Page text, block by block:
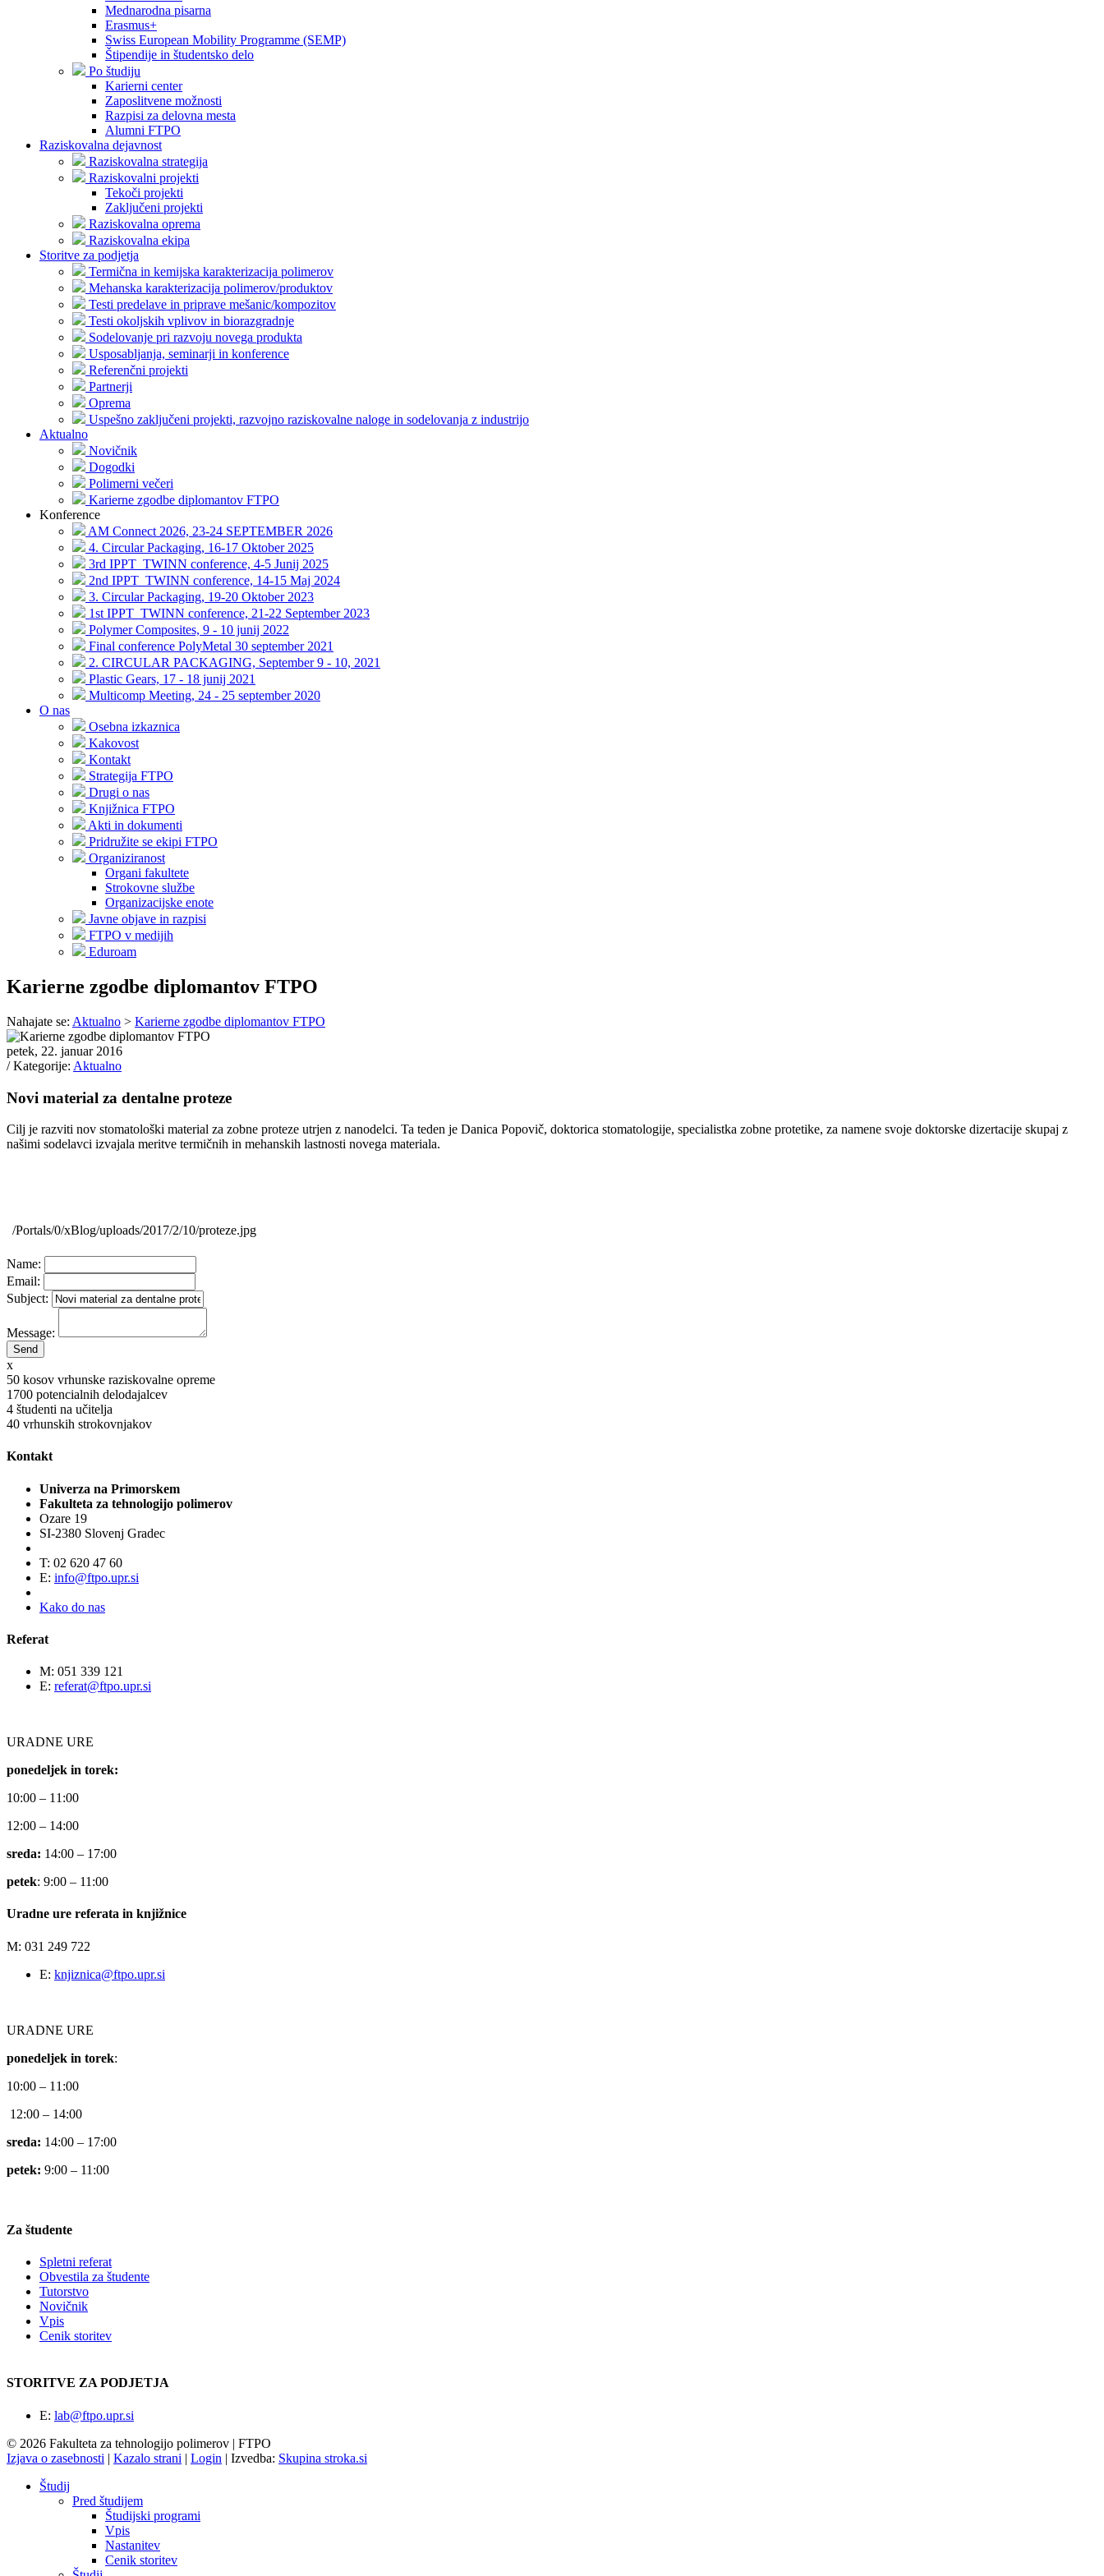
Mednarodna pisarna
Erasmus+
Swiss European Mobility Programme (SEMP)
Štipendije in študentsko delo
Po študiju
Karierni center
Zaposlitvene možnosti
Razpisi za delovna mesta
Alumni FTPO
Raziskovalna dejavnost
Raziskovalna strategija
Raziskovalni projekti
Tekoči projekti
Zaključeni projekti
Raziskovalna oprema
Raziskovalna ekipa
Storitve za podjetja
Termična in kemijska karakterizacija polimerov
Mehanska karakterizacija polimerov/produktov
Testi predelave in priprave mešanic/kompozitov
Testi okoljskih vplivov in biorazgradnje
Sodelovanje pri razvoju novega produkta
Usposabljanja, seminarji in konference
Referenčni projekti
Partnerji
Oprema
Uspešno zaključeni projekti, razvojno raziskovalne naloge in sodelovanja z industrijo
Aktualno
Novičnik
Dogodki
Polimerni večeri
Karierne zgodbe diplomantov FTPO
Konference
AM Connect 2026, 23-24 SEPTEMBER 2026
4. Circular Packaging, 16-17 Oktober 2025
3rd IPPT_TWINN conference, 4-5 Junij 2025
2nd IPPT_TWINN conference, 14-15 Maj 2024
3. Circular Packaging, 19-20 Oktober 2023
1st IPPT_TWINN conference, 21-22 September 2023
Polymer Composites, 9 - 10 junij 2022
Final conference PolyMetal 30 september 2021
2. CIRCULAR PACKAGING, September 9 - 10, 2021
Plastic Gears, 17 - 18 junij 2021
Multicomp Meeting, 24 - 25 september 2020
O nas
Osebna izkaznica
Kakovost
Kontakt
Strategija FTPO
Drugi o nas
Knjižnica FTPO
Akti in dokumenti
Pridružite se ekipi FTPO
Organiziranost
Organi fakultete
Strokovne službe
Organizacijske enote
Javne objave in razpisi
FTPO v medijih
Eduroam
Karierne zgodbe diplomantov FTPO
Nahajate se: Aktualno > Karierne zgodbe diplomantov FTPO
petek, 22. januar 2016
/ Kategorije: Aktualno
Novi material za dentalne proteze
Cilj je razviti nov stomatološki material za zobne proteze utrjen z nanodelci. Ta teden je Danica Popovič, doktorica stomatologije, specialistka zobne protetike, za namene svoje doktorske dizertacije skupaj z
našimi sodelavci izvajala meritve termičnih in mehanskih lastnosti novega materiala.
/Portals/0/xBlog/uploads/2017/2/10/proteze.jpg
Name:
Email:
Subject:
Message:
x
50 kosov vrhunske raziskovalne opreme
1700 potencialnih delodajalcev
4 študenti na učitelja
40 vrhunskih strokovnjakov
Kontakt
Univerza na Primorskem
Fakulteta za tehnologijo polimerov
Ozare 19
SI-2380 Slovenj Gradec
T: 02 620 47 60
E: info@ftpo.upr.si
Kako do nas
Referat
M: 051 339 121
E: referat@ftpo.upr.si
URADNE URE
ponedeljek in torek:
10:00 – 11:00
12:00 – 14:00
sreda: 14:00 – 17:00
petek: 9:00 – 11:00
Uradne ure referata in knjižnice
M: 031 249 722
E: knjiznica@ftpo.upr.si
URADNE URE
ponedeljek in torek:
10:00 – 11:00
12:00 – 14:00
sreda: 14:00 – 17:00
petek: 9:00 – 11:00
Za študente
Spletni referat
Obvestila za študente
Tutorstvo
Novičnik
Vpis
Cenik storitev
STORITVE ZA PODJETJA
E: lab@ftpo.upr.si
© 2026 Fakulteta za tehnologijo polimerov | FTPO
Izjava o zasebnosti | Kazalo strani | Login | Izvedba: Skupina stroka.si
Študij
Pred študijem
Študijski programi
Vpis
Nastanitev
Cenik storitev